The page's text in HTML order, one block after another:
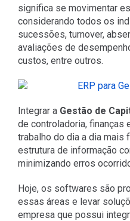
significa se movimentar
considerando todos os
sucessões, turnover,
avaliações de
custos, entre outros.
Integrar a Gestão de
de controladoria, finanças
trabalho do dia a dia mais
estrutura de informação
minimizando erros
Hoje, os softwares são
essas áreas e levar
empresa que possui